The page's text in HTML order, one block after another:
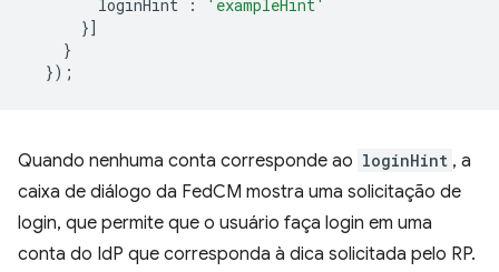
loginHint
:
'exampleHint'
}]
}
});
Quando nenhuma conta corresponde ao loginHint , a
caixa de diálogo da FedCM mostra uma solicitação de
login, que permite que o usuário faça login em uma
conta do IdP que corresponda à dica solicitada pelo RP.